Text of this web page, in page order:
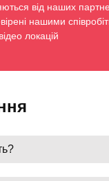
від наших
нашими
локацій